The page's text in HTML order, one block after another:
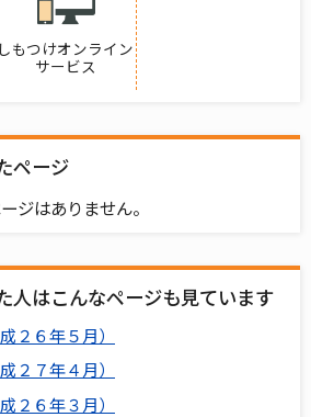
しもつけオンライン
サービス
ページ
ジはありません。
人はこんなページも見ています
２６年５月）
２７年４月）
２６年３月）